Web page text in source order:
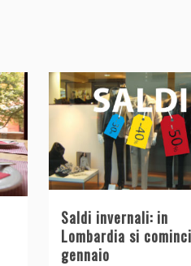
Saldi invernali: in
Lombardia si
gennaio